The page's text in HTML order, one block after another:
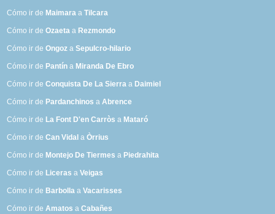
Cómo ir de Maimara aTilcara
Cómo ir deOzaeta a Rezmondo
Cómo ir deOngoz aSepulcro-hilario
Cómo ir de Pantín a Miranda De Ebro
Cómo ir deConquista De La Sierra a Daimiel
Cómo ir de Pardanchinos aAbrence
Cómo ir de La Font D'en Carròs a Mataró
Cómo ir deCan Vidal aÒrrius
Cómo ir de Montejo De Tiermes a Piedrahita
Cómo ir de Liceras aVeigas
Cómo ir de Barbolla aVacarisses
Cómo ir deAmatos aCabañes